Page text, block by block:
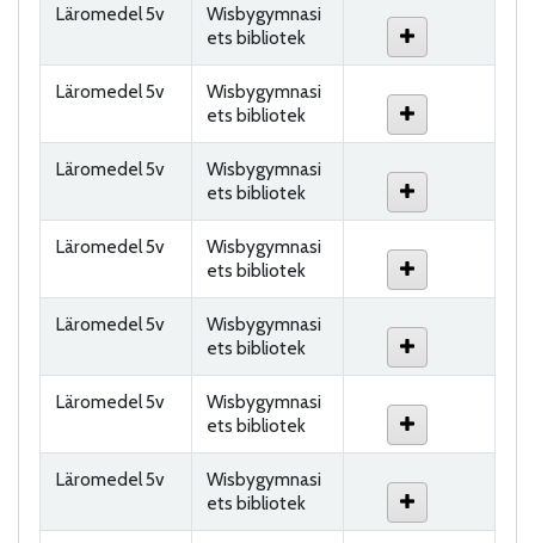
Läromedel 5v
Wisbygymnasi
ets bibliotek
Läromedel 5v
Wisbygymnasi
ets bibliotek
Läromedel 5v
Wisbygymnasi
ets bibliotek
Läromedel 5v
Wisbygymnasi
ets bibliotek
Läromedel 5v
Wisbygymnasi
ets bibliotek
Läromedel 5v
Wisbygymnasi
ets bibliotek
Läromedel 5v
Wisbygymnasi
ets bibliotek